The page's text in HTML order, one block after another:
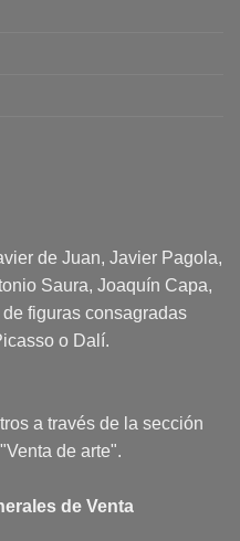
de Juan, Javier Pagola,
Saura, Joaquín Capa,
figuras consagradas
o Dalí.
a través de la sección
de arte".
de Venta